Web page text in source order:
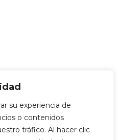
su experiencia de
o contenidos
tráfico. Al hacer clic